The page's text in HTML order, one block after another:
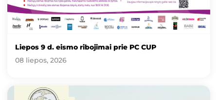
Liepos 9 d. eismo ribojimai prie PC CUP
08 liepos, 2026